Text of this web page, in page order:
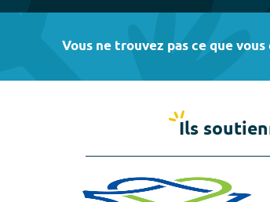
Vous ne trouvez pas ce que vous
Ils